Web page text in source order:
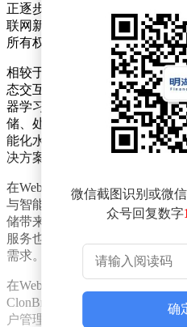
正逐步成为技术前沿的焦点。
联网新架构，不仅标志着技术
所有权的深刻反思与革新。
相较于Web1.0时代的静态网页
态交互与用户生成内容的繁荣
器学习和区块链等前沿技术，
储、处理与传输体系。这一转
能化水平，更为用户数据的保
决方案。
在Web3.0的推动下，互联网的
与智能。其中，数据去中心化
储带来的风险，使得用户数据
服务也进一步提升了用户体验
需求。
在Web3.0的安全防护方面，技
ClonBrowser为例，这款新兴的
户管理功能，为用户创造了一
微信截图识别或微
众号回复数字
确